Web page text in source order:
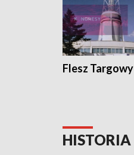
Flesz Targowy
HISTORIA